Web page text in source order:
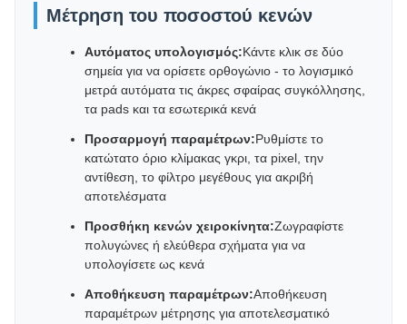
Μέτρηση του ποσοστού κενών
Αυτόματος υπολογισμός:Κάντε κλικ σε δύο
σημεία για να ορίσετε ορθογώνιο - το λογισμικό
μετρά αυτόματα τις άκρες σφαίρας συγκόλλησης,
τα pads και τα εσωτερικά κενά
Προσαρμογή παραμέτρων:Ρυθμίστε το
κατώτατο όριο κλίμακας γκρι, τα pixel, την
αντίθεση, το φίλτρο μεγέθους για ακριβή
αποτελέσματα
Προσθήκη κενών χειροκίνητα:Ζωγραφίστε
πολυγώνες ή ελεύθερα σχήματα για να
υπολογίσετε ως κενά
Αποθήκευση παραμέτρων:Αποθήκευση
παραμέτρων μέτρησης για αποτελεσματικό